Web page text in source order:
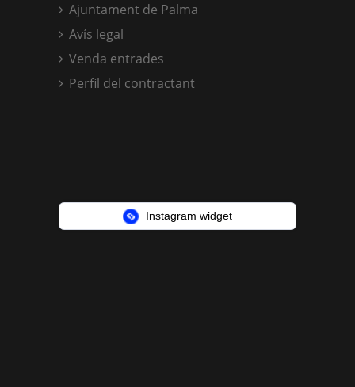
Ajuntament de Palma
Avís legal
Venda entrades
Perfil del contractant
Instagram widget